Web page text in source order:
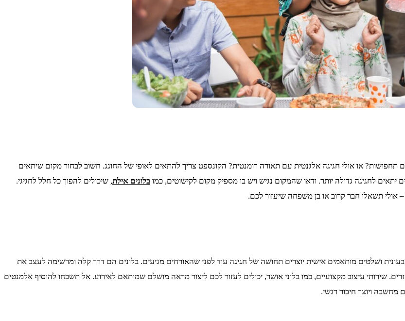
או אולי חגיגה אלגנטית עם תאורה רומנטית? הקונספט צריך להתאים לאופי של החוגג. חשוב לבחור מקום שיתאים
לחגיגה גדולה יותר. ודאו שהמקום נגיש ויש בו מספיק מקום לקישוטים, כמו בלונים אילת, שיכולים להפוך כל חלל לחגיגי.
אולי תשאלו חבר קרוב או בן משפחה שיעזור לכם.
ושלטים מותאמים אישית יוצרים תחושה של חגיגה עוד לפני שהאורחים מגיעים. בלונים הם דרך קלה ומרשימה לעצב את
שירותי עיצוב מקצועיים, כמו בלוני אושר, יכולים לעזור לכם ליצור מראה מושלם שמותאם לאירוע. אל תשכחו להוסיף אלמנטים
ויוצר חיבור רגשי.